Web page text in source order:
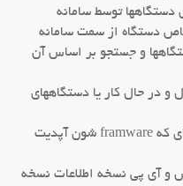
دستگاه از سمت سامانه
و جستجو بر اساس آن
و در حال کار یا دستگاههای
امکان گزارش گیری از دستگاههای که framware شون آپدیت
و آی پی نسخه اطلاعات نسخه